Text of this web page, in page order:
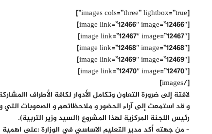
[images cols=”three” lightbox=”true”]
[image link=”12466″ image=”12466″]
[image link=”12467″ image=”12467″]
[image link=”12468″ image=”12468″]
[image link=”12469″ image=”12469″]
[image link=”12470″ image=”12470″]
[/images]
لافتة إلى ضرورة التعاون وتكامل الأدوار لكافة الأطراف
و قد استمعت إلى آراء الحضور و ملاحظاتهم و الصعوبات
رئيس اللجنة المركزية لهذا المشروع (السيد وزير التربية).
– من جهته أكد مدير التعليم الاساسي في الوزارة :على اهمية